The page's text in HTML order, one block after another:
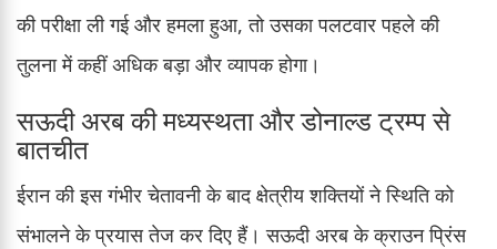
की परीक्षा ली गई और हमला हुआ, तो उसका पलटवार पहले की
तुलना में कहीं अधिक बड़ा और व्यापक होगा।
सऊदी अरब की मध्यस्थता और डोनाल्ड ट्रम्प से
बातचीत
ईरान की इस गंभीर चेतावनी के बाद क्षेत्रीय शक्तियों ने स्थिति को
संभालने के प्रयास तेज कर दिए हैं। सऊदी अरब के क्राउन प्रिंस